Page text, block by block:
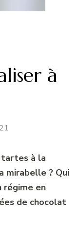
à
tartes à la
mirabelle ? Qui
régime en
de chocolat